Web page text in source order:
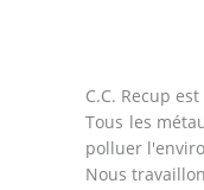
C.C. Recup
Tous les
polluer
Nous